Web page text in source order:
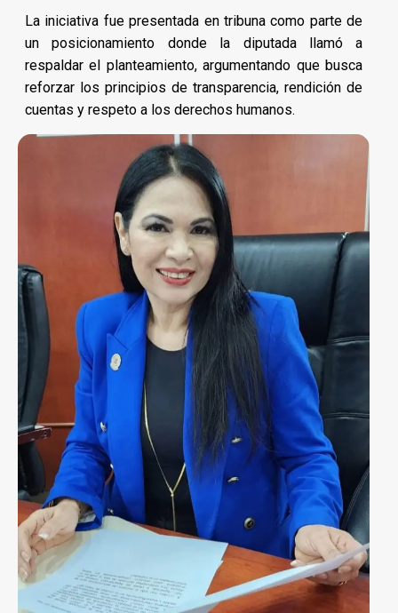
La iniciativa fue presentada en tribuna como parte de
un posicionamiento donde la diputada llamó a
respaldar el planteamiento, argumentando que busca
reforzar los principios de transparencia, rendición de
cuentas y respeto a los derechos humanos.